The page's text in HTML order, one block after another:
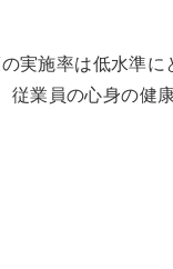
実施率は低水準に
業員の心身の健